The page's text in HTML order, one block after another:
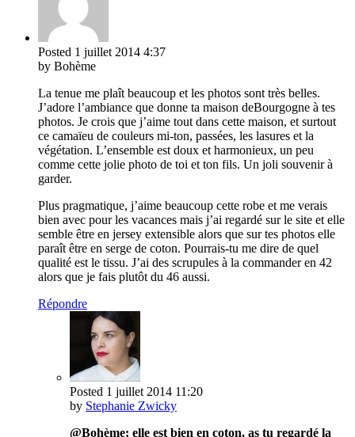
Posted 1 juillet 2014 4:37
by Bohème
La tenue me plaît beaucoup et les photos sont très belles.
J’adore l’ambiance que donne ta maison deBourgogne à tes
photos. Je crois que j’aime tout dans cette maison, et surtout
ce camaïeu de couleurs mi-ton, passées, les lasures et la
végétation. L’ensemble est doux et harmonieux, un peu
comme cette jolie photo de toi et ton fils. Un joli souvenir à
garder.
Plus pragmatique, j’aime beaucoup cette robe et me verais
bien avec pour les vacances mais j’ai regardé sur le site et elle
semble être en jersey extensible alors que sur tes photos elle
paraît être en serge de coton. Pourrais-tu me dire de quel
qualité est le tissu. J’ai des scrupules à la commander en 42
alors que je fais plutôt du 46 aussi.
Répondre
Posted 1 juillet 2014 11:20
by Stephanie Zwicky
@Bohème: elle est bien en coton, as tu regardé la